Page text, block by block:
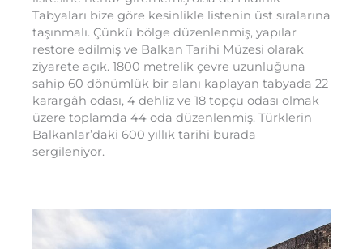
Tabyaları bize göre kesinlikle listenin üst sıralarına
taşınmalı. Çünkü bölge düzenlenmiş, yapılar
restore edilmiş ve Balkan Tarihi Müzesi olarak
ziyarete açık. 1800 metrelik çevre uzunluğuna
sahip 60 dönümlük bir alanı kaplayan tabyada 22
karargâh odası, 4 dehliz ve 18 topçu odası olmak
üzere toplamda 44 oda düzenlenmiş. Türklerin
Balkanlar’daki 600 yıllık tarihi burada
sergileniyor.